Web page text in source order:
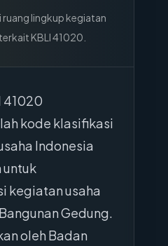
ruang lingkup kegiatan
KBLI41020
41020
kode klasifikasi
Indonesia
untuk
kegiatan usaha
Gedung.
oleh Badan